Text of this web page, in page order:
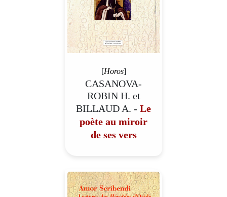
[Horos]
CASANOVA-
ROBIN H. et
BILLAUD A. - Le
poète au miroir
de ses vers